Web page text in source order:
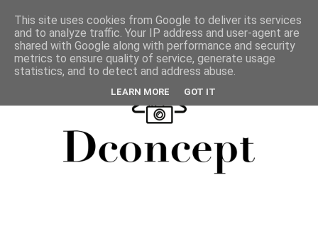
This site uses cookies from Google to deliver its services
and to analyze traffic. Your IP address and user-agent are
shared with Google along with performance and security
metrics to ensure quality of service, generate usage
statistics, and to detect and address abuse.
LEARN MORE GOT IT